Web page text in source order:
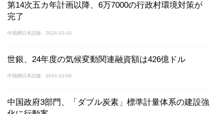
第14次五カ年計画以降、6万7000の行政村環境対策が
完了
中国網日本語版 2024-10-10
世銀、24年度の気候変動関連融資額は426億ドル
中国網日本語版 2024-10-06
中国政府3部門、「ダブル炭素」標準計量体系の建設強